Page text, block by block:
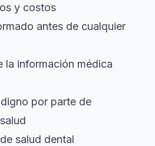
y costos
antes de cualquier
la información médica
por parte de
salud dental